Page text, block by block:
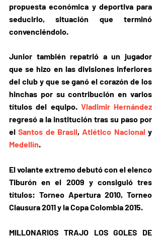
propuesta económica y deportiva para
seducirlo, situación que terminó
convenciéndolo.
Junior también repatrió a un jugador
que se hizo en las divisiones inferiores
del club y que se ganó el corazón de los
hinchas por su contribución en varios
títulos del equipo. Vladimir Hernández
regresó a la institución tras su paso por
el Santos de Brasil, Atlético Nacional
Medellín.
El volante extremo debutó con el elenco
Tiburón en el 2009 y consiguió tres
títulos: Torneo Apertura 2010, Torneo
Clausura 2011 y la Copa Colombia 2015.
MILLONARIOS TRAJO LOS GOLES DE